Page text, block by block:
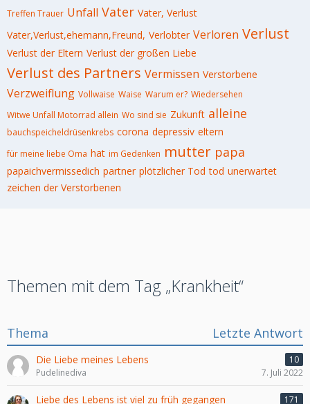
Treffen Trauer Unfall Vater Vater, Verlust
Vater,Verlust,ehemann,Freund, Verlobter Verloren Verlust
Verlust der Eltern Verlust der großen Liebe
Verlust des Partners Vermissen Verstorbene
Verzweiflung Vollwaise Waise Warum er? Wiedersehen
Witwe Unfall Motorrad allein Wo sind sie Zukunft alleine
bauchspeicheldrüsenkrebs corona depressiv eltern
für meine liebe Oma hat im Gedenken mutter papa
papaichvermissedich partner plötzlicher Tod tod unerwartet
zeichen der Verstorbenen
Themen mit dem Tag „Krankheit“
Thema Letzte Antwort
Die Liebe meines Lebens
10
Pudelinediva
7. Juli 2022
Liebe des Lebens ist viel zu früh gegangen 171